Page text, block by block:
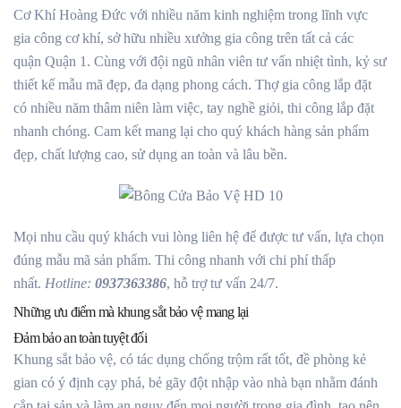
Cơ Khí Hoàng Đức với nhiều năm kinh nghiệm trong lĩnh vực
gia công cơ khí, sở hữu nhiều xưởng gia công trên tất cả các
quận Quận 1. Cùng với đội ngũ nhân viên tư vấn nhiệt tình, kỷ sư
thiết kế mẫu mã đẹp, đa dạng phong cách. Thợ gia công lắp đặt
có nhiều năm thâm niên làm việc, tay nghề giỏi, thi công lắp đặt
nhanh chóng. Cam kết mang lại cho quý khách hàng sản phẩm
đẹp, chất lượng cao, sử dụng an toàn và lâu bền.
Mọi nhu cầu quý khách vui lòng liên hệ để được tư vấn, lựa chọn
đúng mẫu mã sản phẩm. Thi công nhanh với chi phí thấp
nhất. Hotline: 0937363386, hỗ trợ tư vấn 24/7.
Những ưu điểm mà khung sắt bảo vệ mang lại
Đảm bảo an toàn tuyệt đối
Khung sắt bảo vệ, có tác dụng chống trộm rất tốt, đề phòng kẻ
gian có ý định cạy phá, bẻ gãy đột nhập vào nhà bạn nhằm đánh